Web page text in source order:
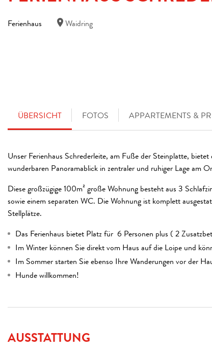
Ferienhaus Waidring
ÜBERSICHT FOTOS APPARTEMENTS &
Unser Ferienhaus Schrederleite, am Fuße der Steinplatte,
wunderbaren Panoramablick in zentraler und ruhiger Lage am
Diese großzügige 100m² große Wohnung besteht aus 3
sowie einem separaten WC. Die Wohnung ist komplett
Stellplätze.
Das Ferienhaus bietet Platz für 6 Personen plus ( 2
Im Winter können Sie direkt vom Haus auf die Loipe und
Im Sommer starten Sie ebenso Ihre Wanderungen vor der
Hunde willkommen!
AUSSTATTUNG